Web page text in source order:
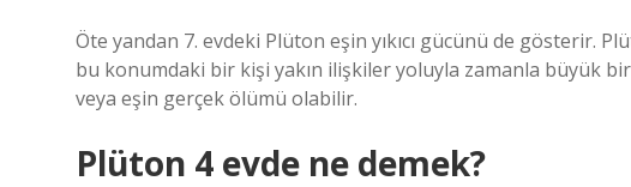
Öte yandan 7. evdeki Plüton eşin yıkıcı gücünü de gösterir.
bu konumdaki bir kişi yakın ilişkiler yoluyla zamanla büyük
veya eşin gerçek ölümü olabilir.
Plüton 4 evde ne demek?